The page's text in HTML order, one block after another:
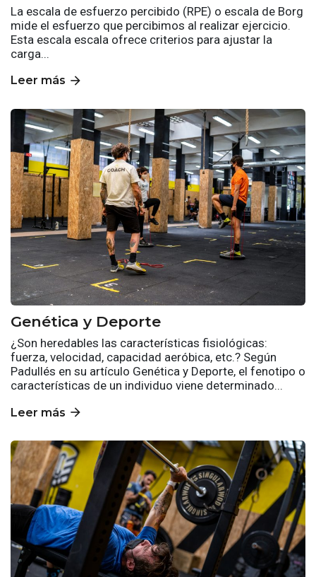
La escala de esfuerzo percibido (RPE) o escala de Borg
mide el esfuerzo que percibimos al realizar ejercicio.
Esta escala escala ofrece criterios para ajustar la
carga...
Leer más arrow_forward
Genética y Deporte
¿Son heredables las características fisiológicas:
fuerza, velocidad, capacidad aeróbica, etc.? Según
Padullés en su artículo Genética y Deporte, el fenotipo o
características de un individuo viene determinado...
Leer más arrow_forward